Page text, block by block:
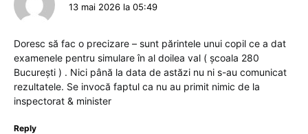
13 mai 2026 la 05:49
Doresc să fac o precizare – sunt părintele unui copil ce a dat
examenele pentru simulare în al doilea val ( școala 280
București ) . Nici până la data de astăzi nu ni s-au comunicat
rezultatele. Se invocă faptul ca nu au primit nimic de la
inspectorat & minister
Reply